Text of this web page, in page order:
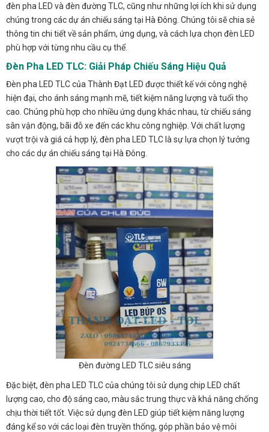
đèn pha LED và đèn đường TLC, cũng như những lợi ích khi sử dụng
chúng trong các dự án chiếu sáng tại Hà Đông. Chúng tôi sẽ chia sẻ
thông tin chi tiết về sản phẩm, ứng dụng, và cách lựa chọn đèn LED
phù hợp với từng nhu cầu cụ thể.
Đèn Pha LED TLC: Giải Pháp Chiếu Sáng Hiệu Quả
Đèn pha LED TLC của Thành Đạt LED được thiết kế với công nghệ
hiện đại, cho ánh sáng mạnh mẽ, tiết kiệm năng lượng và tuổi thọ
cao. Chúng phù hợp cho nhiều ứng dụng khác nhau, từ chiếu sáng
sân vận động, bãi đỗ xe đến các khu công nghiệp. Với chất lượng
vượt trội và giá cả hợp lý, đèn pha LED TLC là sự lựa chọn lý tưởng
cho các dự án chiếu sáng tại Hà Đông.
Đèn đường LED TLC siêu sáng
Đặc biệt, đèn pha LED TLC của chúng tôi sử dụng chip LED chất
lượng cao, cho độ sáng cao, màu sắc trung thực và khả năng chống
chịu thời tiết tốt. Việc sử dụng đèn LED giúp tiết kiệm năng lượng
đáng kể so với các loại đèn truyền thống, góp phần bảo vệ môi